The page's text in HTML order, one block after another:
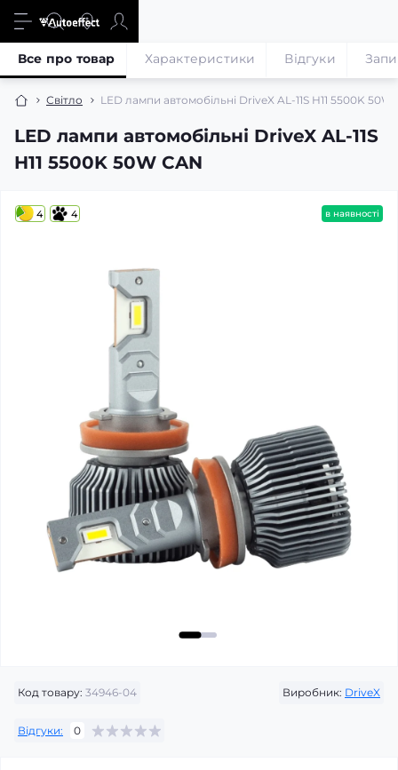
Світло LED лампи автомобільні DriveX AL-11S H11 5500K 50W
LED лампи автомобільні DriveX AL-11S
H11 5500K 50W CAN
Все про товар Характеристики Відгуки
4 4 в наявності
Код товару: 34946-04 Виробник: DriveX
Відгуки: 0